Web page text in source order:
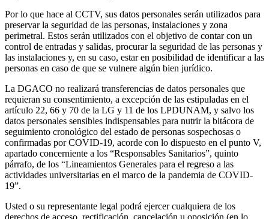
Por lo que hace al CCTV, sus datos personales serán utilizados para
preservar la seguridad de las personas, instalaciones y zona
perimetral. Estos serán utilizados con el objetivo de contar con un
control de entradas y salidas, procurar la seguridad de las personas y
las instalaciones y, en su caso, estar en posibilidad de identificar a las
personas en caso de que se vulnere algún bien jurídico.
La DGACO no realizará transferencias de datos personales que
requieran su consentimiento, a excepción de las estipuladas en el
artículo 22, 66 y 70 de la LG y 11 de los LPDUNAM, y salvo los
datos personales sensibles indispensables para nutrir la bitácora de
seguimiento cronológico del estado de personas sospechosas o
confirmadas por COVID-19, acorde con lo dispuesto en el punto V,
apartado concerniente a los “Responsables Sanitarios”, quinto
párrafo, de los “Lineamientos Generales para el regreso a las
actividades universitarias en el marco de la pandemia de COVID-
19”.
Usted o su representante legal podrá ejercer cualquiera de los